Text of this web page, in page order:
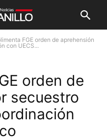
FGE orden de aprehensión
con UECS...
orden de
secuestro